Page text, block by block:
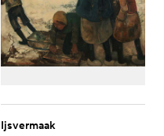
Ijsvermaak